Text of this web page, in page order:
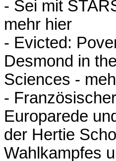
- Sei mit
mehr hier
- Evicted:
Desmond in
Sciences -
-
Europarede
der Hertie
Wahlkampfes